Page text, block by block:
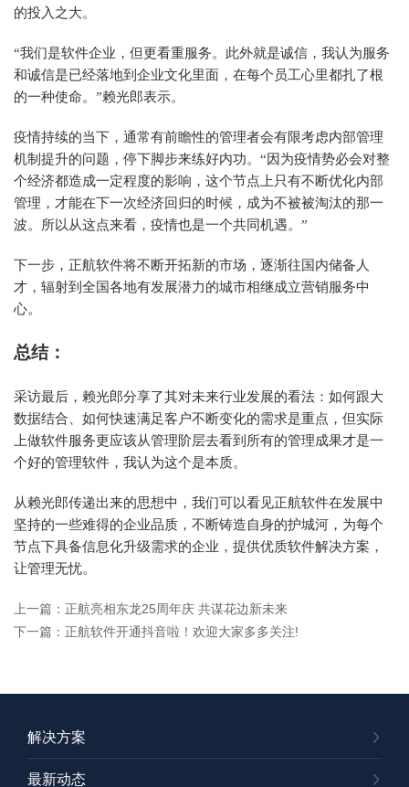
的投入之大。
“我们是软件企业，但更看重服务。此外就是诚信，我认为服务
和诚信是已经落地到企业文化里面，在每个员工心里都扎了根
的一种使命。”赖光郎表示。
疫情持续的当下，通常有前瞻性的管理者会有限考虑内部管理
机制提升的问题，停下脚步来练好内功。“因为疫情势必会对整
个经济都造成一定程度的影响，这个节点上只有不断优化内部
管理，才能在下一次经济回归的时候，成为不被被淘汰的那一
波。所以从这点来看，疫情也是一个共同机遇。”
下一步，正航软件将不断开拓新的市场，逐渐往国内储备人
才，辐射到全国各地有发展潜力的城市相继成立营销服务中
心。
总结：
采访最后，赖光郎分享了其对未来行业发展的看法：如何跟大
数据结合、如何快速满足客户不断变化的需求是重点，但实际
上做软件服务更应该从管理阶层去看到所有的管理成果才是一
个好的管理软件，我认为这个是本质。
从赖光郎传递出来的思想中，我们可以看见正航软件在发展中
坚持的一些难得的企业品质，不断铸造自身的护城河，为每个
节点下具备信息化升级需求的企业，提供优质软件解决方案，
让管理无忧。
上一篇：正航亮相东龙25周年庆 共谋花边新未来
下一篇：正航软件开通抖音啦！欢迎大家多多关注!
解决方案
最新动态